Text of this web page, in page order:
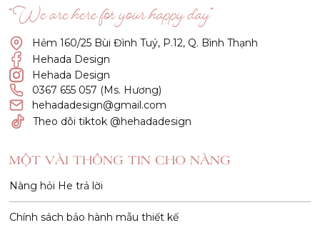
“We are here for your happy day”
Hẻm 160/25 Bùi Đình Tuý, P.12, Q. Bình Thạnh
Hehada Design
Hehada Design
0367 655 057 (Ms. Hương)
hehadadesign@gmail.com
Theo dõi tiktok @hehadadesign
MỘT VÀI THÔNG TIN CHO NÀNG
Nàng hỏi He trả lời
Chính sách bảo hành mẫu thiết kế